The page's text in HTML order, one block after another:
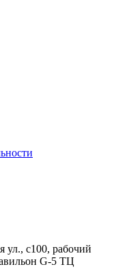
ул., с100, рабочий
G-5 ТЦ